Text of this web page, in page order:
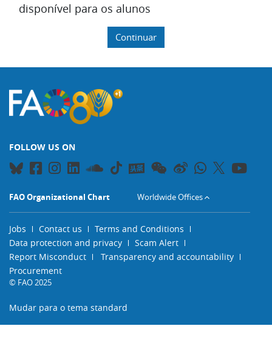
disponível para os alunos
Continuar
FOLLOW US ON
FAO Organizational Chart Worldwide Offices
Jobs Contact us
Terms and Conditions
Data protection and privacy
Scam Alert
Report Misconduct
Transparency and accountability
Procurement
© FAO 2025
Mudar para o tema standard